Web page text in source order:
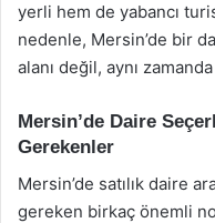
yerli hem de yabancı
nedenle, Mersin’de bir
alanı değil, aynı
Mersin’de Daire
Gerekenler
Mersin’de satılık daire
gereken birkaç önemli